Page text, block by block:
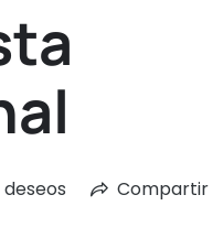
deseos Compartir